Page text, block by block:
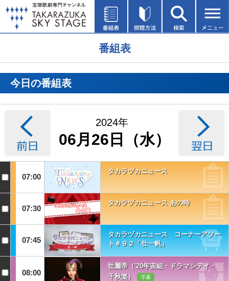
番組表
今日の番組表
2024年
06月26日（水）
07:00
タカラヅカニュース
07:30
タカラヅカニュース あの時
07:45
タカラヅカニュース コーナーアソー
ト＃９２「壮一帆」
08:00
壮麗帝（'20年宙組・ドラマシティ・
千秋楽）
字幕